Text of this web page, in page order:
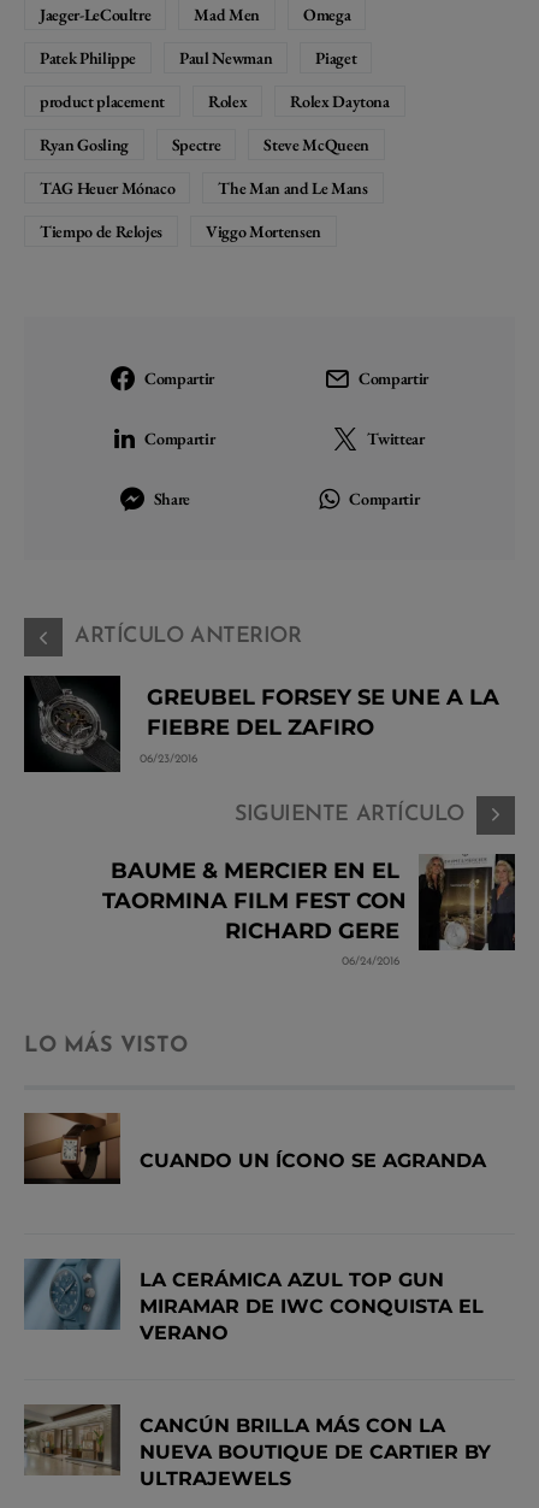
Jaeger-LeCoultre Mad Men
Omega
Patek Philippe
Paul Newman
Piaget
product placement
Rolex
Rolex Daytona
Ryan Gosling
Spectre
Steve McQueen
TAG Heuer Mónaco
The Man and Le Mans
Tiempo de Relojes
Viggo Mortensen
Compartir Compartir
Compartir Twittear
Share Compartir
ARTÍCULO ANTERIOR
GREUBEL FORSEY SE UNE A LA
FIEBRE DEL ZAFIRO
06/23/2016
SIGUIENTE ARTÍCULO
BAUME & MERCIER EN EL
TAORMINA FILM FEST CON
RICHARD GERE
06/24/2016
LO MÁS VISTO
CUANDO UN ÍCONO SE AGRANDA
LA CERÁMICA AZUL TOP GUN
MIRAMAR DE IWC CONQUISTA EL
VERANO
CANCÚN BRILLA MÁS CON LA
NUEVA BOUTIQUE DE CARTIER BY
ULTRAJEWELS